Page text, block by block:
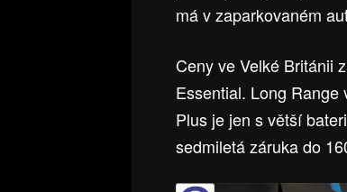
má v zaparkovaném
Ceny ve Velké Británii
Essential. Long
Plus je jen s větší
sedmiletá záruka do